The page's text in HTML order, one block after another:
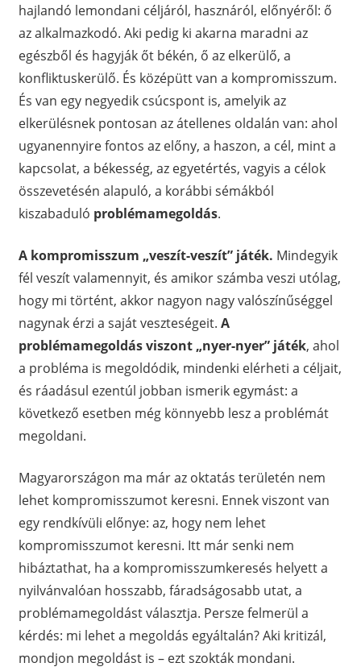
hajlandó lemondani céljáról, hasznáról, előnyéről: ő
az alkalmazkodó. Aki pedig ki akarna maradni az
egészből és hagyják őt békén, ő az elkerülő, a
konfliktuskerülő. És középütt van a kompromisszum.
És van egy negyedik csúcspont is, amelyik az
elkerülésnek pontosan az átellenes oldalán van: ahol
ugyanennyire fontos az előny, a haszon, a cél, mint a
kapcsolat, a békesség, az egyetértés, vagyis a célok
összevetésén alapuló, a korábbi sémákból
kiszabaduló problémamegoldás.
A kompromisszum „veszít-veszít” játék. Mindegyik
fél veszít valamennyit, és amikor számba veszi utólag,
hogy mi történt, akkor nagyon nagy valószínűséggel
nagynak érzi a saját veszteségeit. A
problémamegoldás viszont „nyer-nyer” játék, ahol
a probléma is megoldódik, mindenki elérheti a céljait,
és ráadásul ezentúl jobban ismerik egymást: a
következő esetben még könnyebb lesz a problémát
megoldani.
Magyarországon ma már az oktatás területén nem
lehet kompromisszumot keresni. Ennek viszont van
egy rendkívüli előnye: az, hogy nem lehet
kompromisszumot keresni. Itt már senki nem
hibáztathat, ha a kompromisszumkeresés helyett a
nyilvánvalóan hosszabb, fáradságosabb utat, a
problémamegoldást választja. Persze felmerül a
kérdés: mi lehet a megoldás egyáltalán? Aki kritizál,
mondjon megoldást is – ezt szokták mondani.